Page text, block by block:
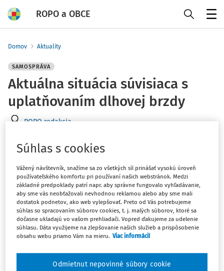
ROPO a OBCE
Domov Aktuality
SAMOSPRÁVA
Aktuálna situácia súvisiaca s
uplatňovaním dlhovej brzdy
ROPO redakcia
1 minúta čítania
V nadväznosti na medializované vyjadrenia
predstaviteľov vlády SR Združenie miest a obcí
Slovenska opätovne zdôrazňuje potrebu jasného
legislatívneho a právneho riešenia postavenia územnej
samosprávy pri uplatňovaní zákona o rozpočtovej
zodpovednosti.
ZMOS dlhodobo trvá na tom,aby sankčné mechanizmy
neboli automaticky aplikované na mestá a obce v podobe,
Súhlas s cookies
Vážený návštevník, snažíme sa zo všetkých síl prinášať vysokú úroveň
používateľského komfortu pri používaní našich webstránok. Medzi
základné predpoklady patrí napr. aby správne fungovalo vyhľadávanie,
aby sme vás neobťažovali nevhodnou reklamou alebo aby sme mali
dostatok podnetov, ako web vylepšovať. Preto od Vás potrebujeme
súhlas so spracovaním súborov cookies, t. j. malých súborov, ktoré sa
dočasne ukladajú vo vašom prehliadači. Vopred ďakujeme za udelenie
súhlasu. Dáta využijeme na zlepšovanie našich služieb a prispôsobenie
obsahu webu priamo Vám na mieru. Viac informácií
Odmietnut nepovinné súbory cookie